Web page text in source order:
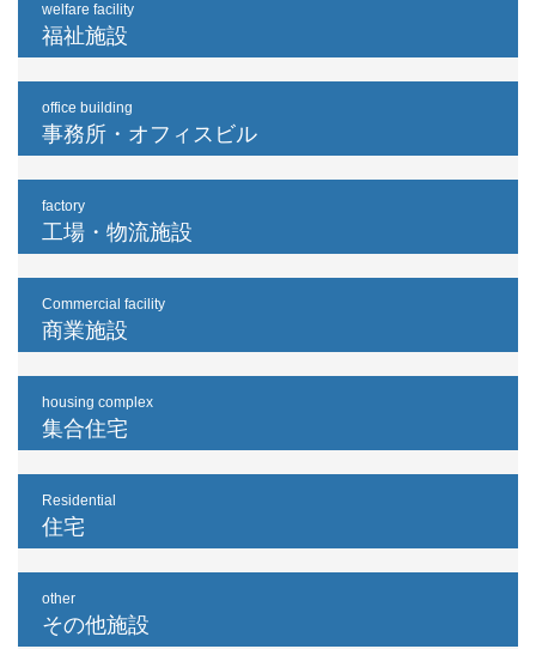
welfare facility
福祉施設
office building
事務所・オフィスビル
factory
工場・物流施設
Commercial facility
商業施設
housing complex
集合住宅
Residential
住宅
other
その他施設